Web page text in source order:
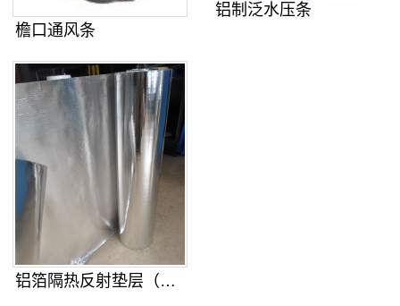
檐口通风条
铝制泛水压条
铝箔隔热反射垫层（铝箔复合隔热防水